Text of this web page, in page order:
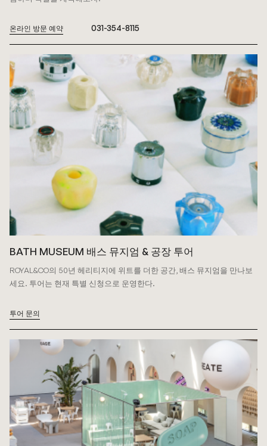
온라인 방문 예약 031-354-8115
BATH MUSEUM 배스 뮤지엄 & 공장 투어
ROYAL&CO의 50년 헤리티지에 위트를 더한 공간, 배스 뮤지엄을 만나보
세요. 투어는 현재 특별 신청으로 운영한다.
투어 문의